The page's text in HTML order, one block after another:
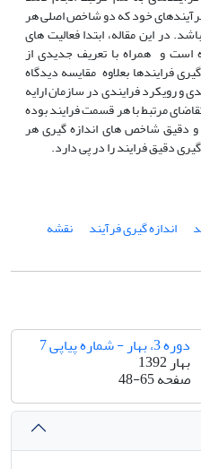
خود که دو شاخص اصلی هر
در این مقاله، ابتدا فعالیت های
است و همراه با تعریف جدیدی از
فرایندها بعلاوه مقایسه دیدگاه
و رویکرد فرایندی در سازمان ارایه
مرتبط با هر قسمت فرایند بوده
دقیق شاخص های اندازه گیری هر
دقیق فرایند را در پی دارد.
اندازه گیری فرآیند نقشه
دوره 3، بهار - شماره پیاپی 7
بهار 1392
صفحه48-65